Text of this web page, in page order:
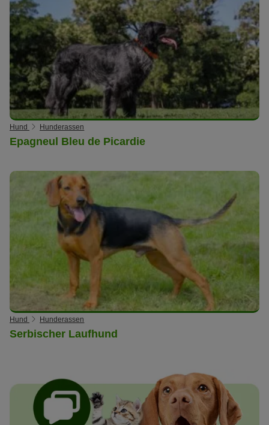
Hund Hunderassen
Epagneul Bleu de Picardie
Hund Hunderassen
Serbischer Laufhund